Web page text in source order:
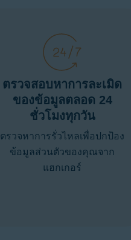
ตรวจสอบหาการละเมิด
ของข้อมูลตลอด 24
ชั่วโมงทุกวัน
ตรวจหาการรั่วไหลเพื่อปกป้อง
ข้อมูลส่วนตัวของคุณจาก
แฮกเกอร์